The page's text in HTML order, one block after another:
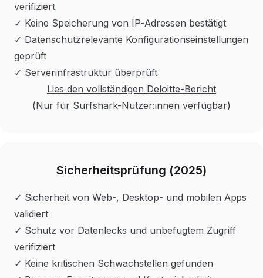
verifiziert
✓ Keine Speicherung von IP-Adressen bestätigt
✓ Datenschutzrelevante Konfigurationseinstellungen
geprüft
✓ Serverinfrastruktur überprüft
Lies den vollständigen Deloitte-Bericht
(Nur für Surfshark-Nutzer:innen verfügbar)
Sicherheitsprüfung (2025)
✓ Sicherheit von Web-, Desktop- und mobilen Apps
validiert
✓ Schutz vor Datenlecks und unbefugtem Zugriff
verifiziert
✓ Keine kritischen Schwachstellen gefunden